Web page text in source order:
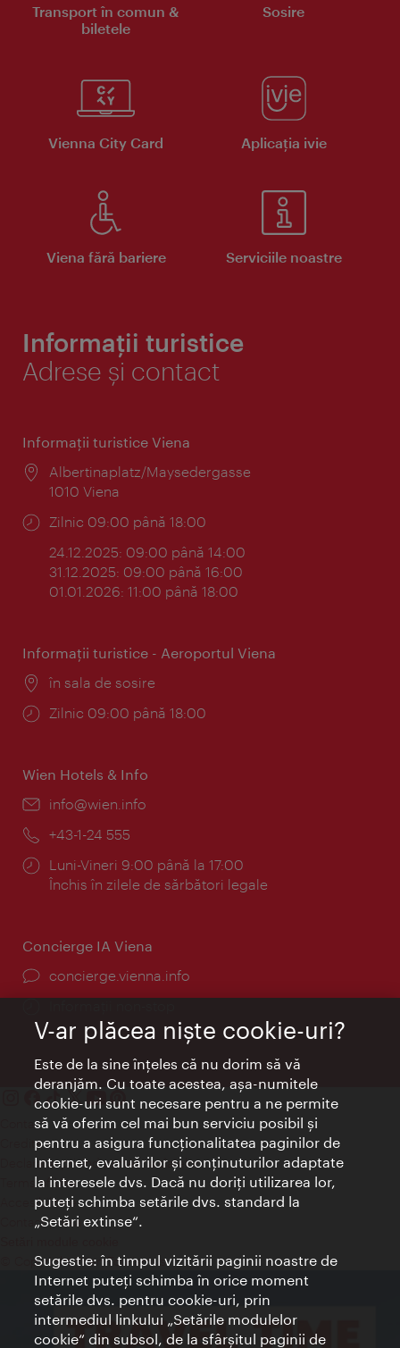
Transport în comun &
biletele
Sosire
Vienna City Card Aplicaţia ivie
Viena fără bariere Serviciile noastre
Informații turistice
Adrese și contact
Informaţii turistice Viena
Locul:
Albertinaplatz/Maysedergasse
1010 Viena
Program:
Zilnic 09:00 până 18:00
24.12.2025: 09:00 până 14:00
31.12.2025: 09:00 până 16:00
01.01.2026: 11:00 până 18:00
Informaţii turistice - Aeroportul Viena
Locul:
în sala de sosire
Program:
Zilnic 09:00 până 18:00
Wien Hotels & Info
E-
info@wien.info
Telefon:
+43-1-24 555
Program:
Luni-Vineri 9:00 până la 17:00
Închis în zilele de sărbători legale
Concierge IA Viena
concierge.vienna.info
Contact
Credits
Declaraţie privind protecţia datelor
Terms of Use
Accesibilitate
Contact presa
© Copyright Wien Tourismus
V-ar plăcea nişte cookie-uri?
Este de la sine înţeles că nu dorim să vă
deranjăm. Cu toate acestea, aşa-numitele
cookie-uri sunt necesare pentru a ne permite
să vă oferim cel mai bun serviciu posibil şi
pentru a asigura funcţionalitatea paginilor de
Internet, evaluărilor şi conţinuturilor adaptate
la interesele dvs. Dacă nu doriţi utilizarea lor,
puteţi schimba setările dvs. standard la
„Setări extinse“.
Sugestie: în timpul vizitării paginii noastre de
Internet puteţi schimba în orice moment
setările dvs. pentru cookie-uri, prin
intermediul linkului „Setările modulelor
cookie“ din subsol, de la sfârşitul paginii de